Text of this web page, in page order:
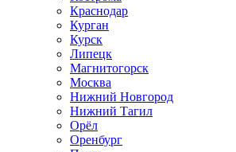
Краснодар
Курган
Курск
Липецк
Магнитогорск
Москва
Нижний Новгород
Нижний Тагил
Орёл
Оренбург